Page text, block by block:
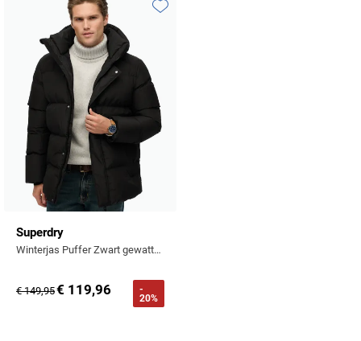
Tommy Hilfiger
Tramarossa
UBR
Vanguard
William Lockie
Alle Merken
Superdry
Winterjas Puffer Zwart gewatteerd
€ 149,95€ 119,96
-
20%